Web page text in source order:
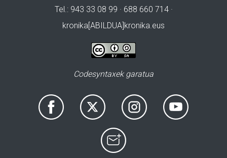
Tel.: 943 33 08 99 · 688 660 714 ·
kronika[ABILDUA]kronika.eus
Codesyntaxek garatua